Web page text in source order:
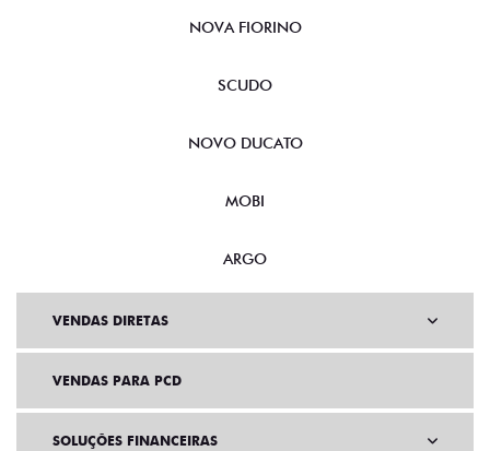
NOVA FIORINO
SCUDO
NOVO DUCATO
MOBI
ARGO
VENDAS DIRETAS
VENDAS PARA PCD
SOLUÇÕES FINANCEIRAS